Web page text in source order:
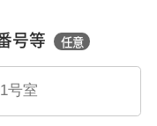
号等 任意